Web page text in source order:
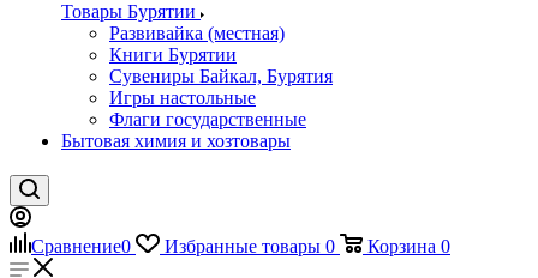
Товары Бурятии
Развивайка (местная)
Книги Бурятии
Сувениры Байкал, Бурятия
Игры настольные
Флаги государственные
Бытовая химия и хозтовары
Сравнение0 Избранные товары 0 Корзина 0